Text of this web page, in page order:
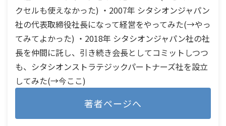
クセルも使えなかった) ・2007年 シタシオンジャパン
社の代表取締役社長になって経営をやってみた(→やっ
てみてよかった) ・2018年 シタシオンジャパン社の社
長を仲間に託し、引き続き会長としてコミットしつつ
も、シタシオンストラテジックパートナーズ社を設立
してみた(→今ここ)
著者ページへ